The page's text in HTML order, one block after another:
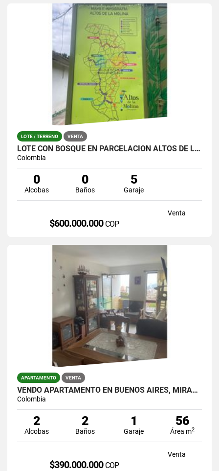
LOTE / TERRENO VENTA
LOTE CON BOSQUE EN PARCELACIÓN ALTOS DE LA MOLINA – GUARNE
Colombia
0
Alcobas
0
Baños
5
Garaje
Venta
$600.000.000 COP
APARTAMENTO VENTA
VENDO APARTAMENTO EN BUENOS AIRES, MIRAFLORES.
Colombia
2
Alcobas
2
Baños
1
Garaje
56
Área m2
Venta
$390.000.000 COP